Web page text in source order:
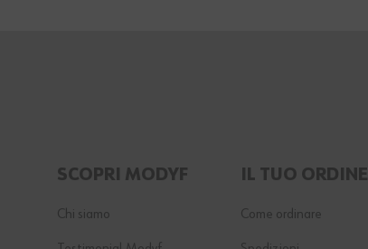
SCOPRI MODYF
Chi siamo
IL TUO ORDINE
Come ordinare